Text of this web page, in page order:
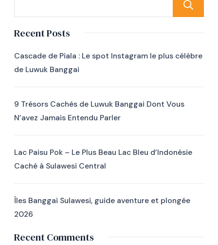
Recent Posts
Cascade de Piala : Le spot Instagram le plus célèbre
de Luwuk Banggai
9 Trésors Cachés de Luwuk Banggai Dont Vous
N’avez Jamais Entendu Parler
Lac Paisu Pok – Le Plus Beau Lac Bleu d’Indonésie
Caché à Sulawesi Central
Îles Banggai Sulawesi, guide aventure et plongée
2026
Recent Comments